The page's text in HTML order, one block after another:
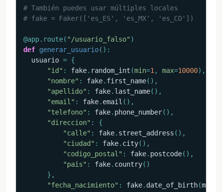
# También puedes usar múltiples locales
# fake = Faker(['es_ES', 'es_MX', 'es_CO'])
@app. route( "/usuario_falso" )
def generar_usuario( ) :
  usuario
= {
"id" : fake. random_int (min=1, max=10000) ,
"nombre" : fake. first_name( ) ,
"apellido" : fake. last_name( ) ,
"email" : fake. email ( ) ,
"telefono" : fake. phone_number( ) ,
"direccion" :
{
"calle" : fake. street_address ( ) ,
"ciudad" : fake. city( ) ,
"codigo_postal" : fake. postcode( ) ,
"pais" : fake. country( )
} ,
"fecha_nacimiento" : fake. date_of_birth(